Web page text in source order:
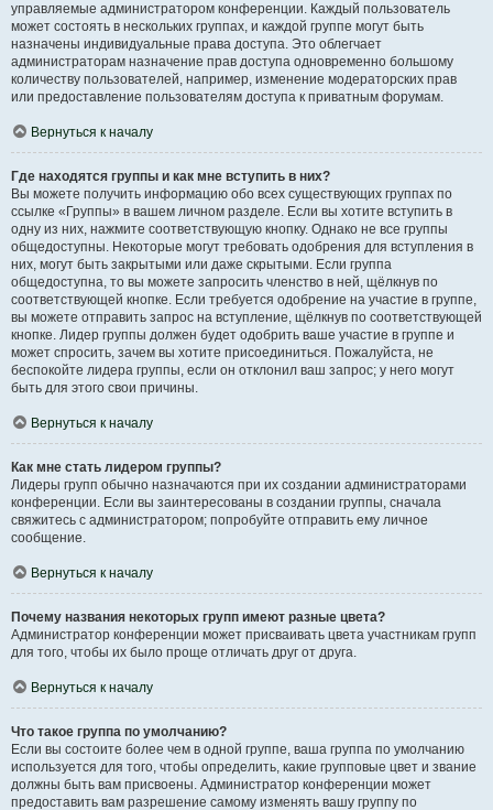
управляемые администратором конференции. Каждый пользователь
может состоять в нескольких группах, и каждой группе могут быть
назначены индивидуальные права доступа. Это облегчает
администраторам назначение прав доступа одновременно большому
количеству пользователей, например, изменение модераторских прав
или предоставление пользователям доступа к приватным форумам.
Вернуться к началу
Где находятся группы и как мне вступить в них?
Вы можете получить информацию обо всех существующих группах по
ссылке «Группы» в вашем личном разделе. Если вы хотите вступить в
одну из них, нажмите соответствующую кнопку. Однако не все группы
общедоступны. Некоторые могут требовать одобрения для вступления в
них, могут быть закрытыми или даже скрытыми. Если группа
общедоступна, то вы можете запросить членство в ней, щёлкнув по
соответствующей кнопке. Если требуется одобрение на участие в группе,
вы можете отправить запрос на вступление, щёлкнув по соответствующей
кнопке. Лидер группы должен будет одобрить ваше участие в группе и
может спросить, зачем вы хотите присоединиться. Пожалуйста, не
беспокойте лидера группы, если он отклонил ваш запрос; у него могут
быть для этого свои причины.
Вернуться к началу
Как мне стать лидером группы?
Лидеры групп обычно назначаются при их создании администраторами
конференции. Если вы заинтересованы в создании группы, сначала
свяжитесь с администратором; попробуйте отправить ему личное
сообщение.
Вернуться к началу
Почему названия некоторых групп имеют разные цвета?
Администратор конференции может присваивать цвета участникам групп
для того, чтобы их было проще отличать друг от друга.
Вернуться к началу
Что такое группа по умолчанию?
Если вы состоите более чем в одной группе, ваша группа по умолчанию
используется для того, чтобы определить, какие групповые цвет и звание
должны быть вам присвоены. Администратор конференции может
предоставить вам разрешение самому изменять вашу группу по